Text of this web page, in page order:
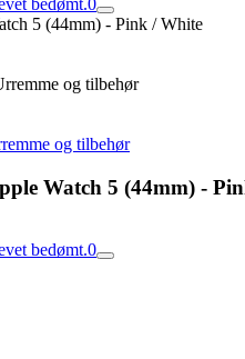
bedømt.0
5 (44mm) - Pink / White
og tilbehør
og tilbehør
Watch 5 (44mm) -
bedømt.0